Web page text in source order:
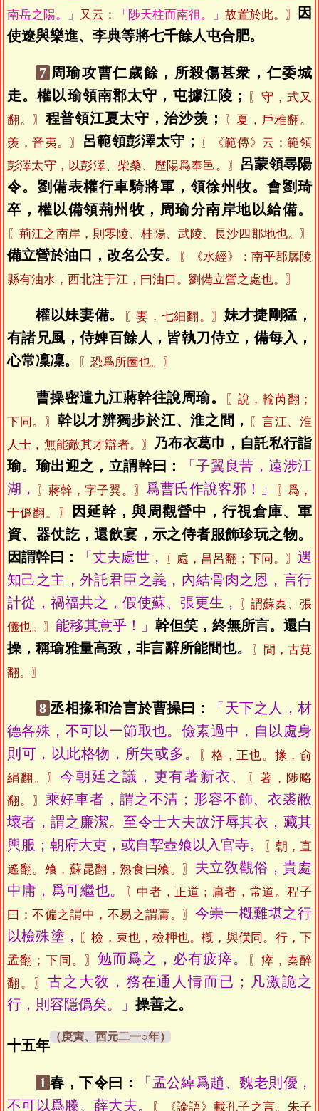
南岳之陽。」
又云： 「陟天柱而南徂。」 故置於此。〗
因
使遼與樂進、李典等將七千餘人屯合肥。
7 周瑜攻曹仁歲餘，所殺傷甚衆，仁委城
走。權以瑜領南郡太守，屯據江陵；
〖守，式又
翻。〗 程普領江夏太守，治沙羡；
〖夏，戶雅翻。
羡，音夷。〗
呂範領彭澤太守；
〖《範傳》云：範領
彭澤太守，以彭澤、柴桑、歷陽爲奉邑。〗 呂蒙領尋陽
令。劉備表權行車騎將軍，領徐州牧。會劉琦
卒，權以備領荊州牧，周瑜分南岸地以給備。
〖荊江之南岸，則零陵、桂陽、武陵、長沙四郡地也。〗
備立營於油口，改名公安。
〖《水經》：南平郡孱陵
縣有油水，西北注于江，曰油口。劉備立營之處也。〗
權以妹妻備。 〖妻，七細翻。〗 妹才捷剛猛，
有諸兄風，侍婢百餘人，皆執刀侍立，備每入，
心常凜凜。
〖恐爲所圖也。〗
曹操密遣九江蔣幹往說周瑜。
〖說，輸芮翻；
下同。〗 幹以才辨獨步於江、淮之間，
〖言江、淮
人士，無能敵其才辯者。〗乃布衣葛巾，自託私行詣
瑜。瑜出迎之，立謂幹曰：
「子翼良苦，遠涉江
湖，
〖蔣幹，字子翼。〗 爲曹氏作說客邪！」
〖爲，
于僞翻。〗
因延幹，與周觀營中，行視倉庫、軍
資、器仗訖，還飲宴，示之侍者服飾珍玩之物。
因謂幹曰：
「丈夫處世， 〖處，昌呂翻；下同。〗遇
知己之主，外託君臣之義，內結骨肉之恩，言行
計從，禍福共之，假使蘇、張更生，
〖謂蘇秦、張
儀也。〗 能移其意乎！」 幹但笑，終無所言。還白
操，稱瑜雅量高致，非言辭所能間也。
〖間，古莧
翻。〗
8 丞相掾和洽言於曹操曰：
「天下之人，材
德各殊，不可以一節取也。儉素過中，自以處身
則可，以此格物，所失或多。
〖格，正也。掾，俞
絹翻。〗 今朝廷之議，吏有著新衣、
〖著，陟略
翻。〗 乘好車者，謂之不清；形容不飾、衣裘敝
壞者，謂之廉潔。至令士大夫故汙辱其衣，藏其
輿服；朝府大吏，或自挈壺飧以入官寺。
〖朝，直
遙翻。飧，蘇昆翻，熟食曰飧。〗 夫立敎觀俗，貴處
中庸，爲可繼也。
〖中者，正道；庸者，常道。程子
曰：不偏之謂中，不易之謂庸。〗 今崇一槪難堪之行
以檢殊塗，
〖檢，束也，檢柙也。槪，與僙同。行，下
孟翻；下同。〗 勉而爲之，必有疲瘁。
〖瘁，秦醉
翻。〗 古之大敎，務在通人情而已；凡激詭之
行，則容隱僞矣。」 操善之。
十五年
1 春，下令曰：
「孟公綽爲趙、魏老則優，
不可以爲滕、薛大夫。
〖《論語》載孔子之言。朱子